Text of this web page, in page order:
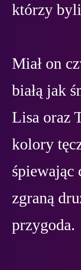
którzy
Miał on
białą jak
Lisa oraz
kolory
śpiewając
zgraną
przygoda.